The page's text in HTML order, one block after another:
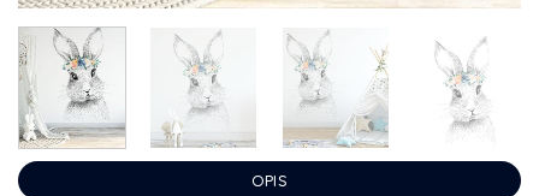
OPIS